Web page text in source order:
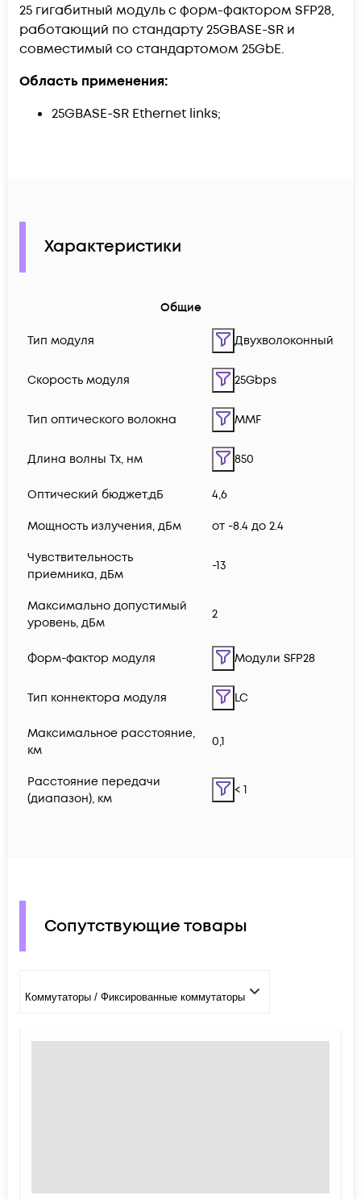
25 гигабитный модуль с форм-фактором SFP28,
работающий по стандарту 25GBASE-SR и
совместимый со стандартомом 25GbE.
Область применения:
25GBASE-SR Ethernet links;
Характеристики
Общие
Тип модуля Двухволоконный
Скорость модуля 25Gbps
Тип оптического волокна MMF
Длина волны Tx, нм 850
Оптический бюджет,дБ 4,6
Мощность излучения, дБм от -8.4 до 2.4
Чувствительность
приемника, дБм
-13
Максимально допустимый
уровень, дБм
2
Форм-фактор модуля Модули SFP28
Тип коннектора модуля LC
Максимальное расстояние,
км
0,1
Расстояние передачи
(диапазон), км
< 1
Сопутствующие товары
Коммутаторы / Фиксированные коммутаторы